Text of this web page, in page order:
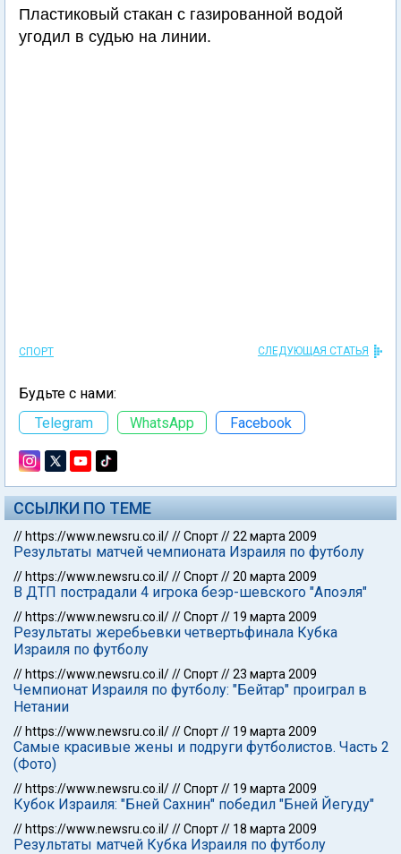
Пластиковый стакан с газированной водой
угодил в судью на линии.
СПОРТ СЛЕДУЮЩАЯ СТАТЬЯ
Будьте с нами:
Telegram
WhatsApp Facebook
ССЫЛКИ ПО ТЕМЕ
// https://www.newsru.co.il///Спорт//22 марта 2009
Результаты матчей чемпионата Израиля по футболу
// https://www.newsru.co.il///Спорт//20 марта 2009
В ДТП пострадали 4 игрока беэр-шевского "Апоэля"
// https://www.newsru.co.il///Спорт// 19 марта 2009
Результаты жеребьевки четвертьфинала Кубка
Израиля по футболу
// https://www.newsru.co.il///Спорт//23 марта 2009
Чемпионат Израиля по футболу: "Бейтар" проиграл в
Нетании
// https://www.newsru.co.il///Спорт// 19 марта 2009
Самые красивые жены и подруги футболистов. Часть 2
(Фото)
// https://www.newsru.co.il///Спорт// 19 марта 2009
Кубок Израиля: "Бней Сахнин" победил "Бней Йегуду"
// https://www.newsru.co.il///Спорт// 18 марта 2009
Результаты матчей Кубка Израиля по футболу